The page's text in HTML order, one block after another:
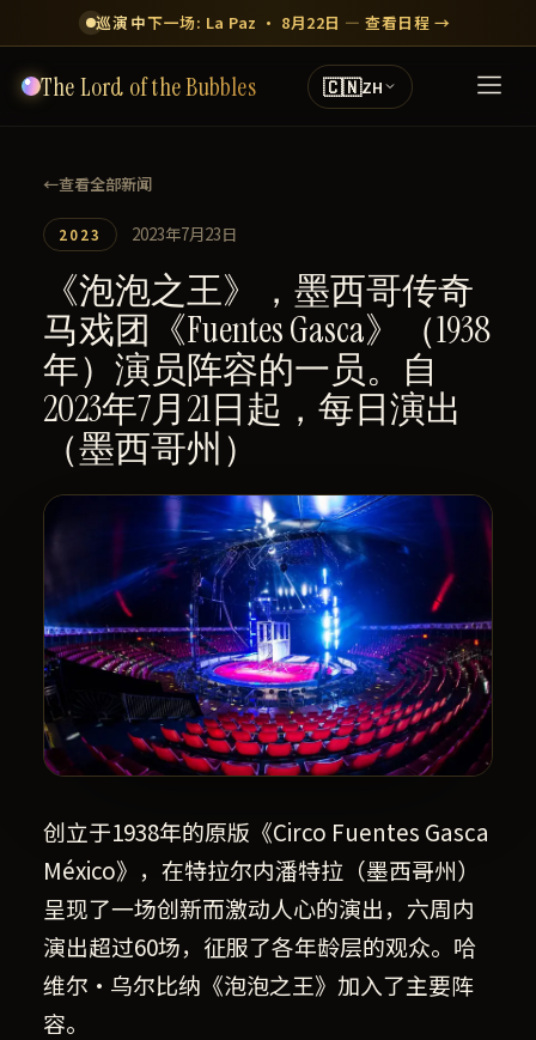
巡演中下一场: La Paz · 8月22日 — 查看日程 →
The Lord of the Bubbles 🇨🇳ZH
←查看全部新闻
2023 2023年7月23日
《泡泡之王》，墨西哥传奇
马戏团《Fuentes Gasca》（1938
年）演员阵容的一员。自
2023年7月21日起，每日演出
（墨西哥州）
创立于1938年的原版《Circo Fuentes Gasca
México》，在特拉尔内潘特拉（墨西哥州）
呈现了一场创新而激动人心的演出，六周内
演出超过60场，征服了各年龄层的观众。哈
维尔·乌尔比纳《泡泡之王》加入了主要阵
容。